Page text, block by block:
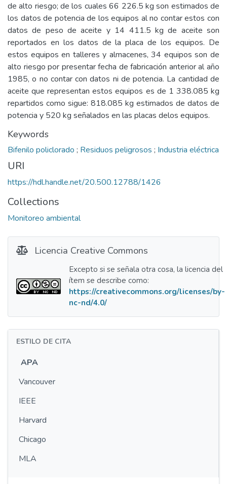
de alto riesgo; de los cuales 66 226.5 kg son estimados de
los datos de potencia de los equipos al no contar estos con
datos de peso de aceite y 14 411.5 kg de aceite son
reportados en los datos de la placa de los equipos. De
estos equipos en talleres y almacenes, 34 equipos son de
alto riesgo por presentar fecha de fabricación anterior al año
1985, o no contar con datos ni de potencia. La cantidad de
aceite que representan estos equipos es de 1 338.085 kg
repartidos como sigue: 818.085 kg estimados de datos de
potencia y 520 kg señalados en las placas delos equipos.
Keywords
Bifenilo policlorado ; Residuos peligrosos ; Industria eléctrica
URI
https://hdl.handle.net/20.500.12788/1426
Collections
Monitoreo ambiental
Licencia Creative Commons
Excepto si se señala otra cosa, la licencia del
ítem se describe como:
https://creativecommons.org/licenses/by-
nc-nd/4.0/
ESTILO DE CITA
APA
Vancouver
IEEE
Harvard
Chicago
MLA